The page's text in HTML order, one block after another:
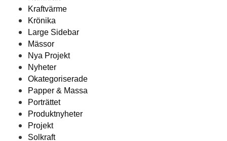
Kraftvärme
Krönika
Large Sidebar
Mässor
Nya Projekt
Nyheter
Okategoriserade
Papper & Massa
Porträttet
Produktnyheter
Projekt
Solkraft